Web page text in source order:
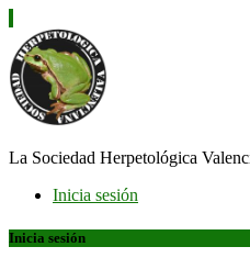
La Sociedad Herpetológica
Inicia sesión
Inicia sesión